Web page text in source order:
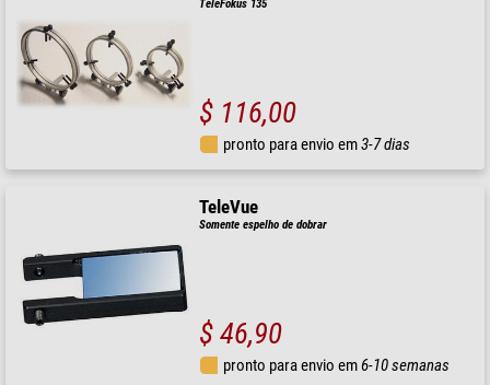
TeleFokus 135
$ 116,00
pronto para envio em3-7 dias
TeleVue
Somente espelho de dobrar
$ 46,90
pronto para envio em6-10 semanas